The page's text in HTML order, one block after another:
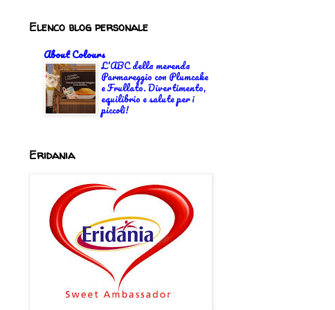
Elenco blog personale
About Colours
L'ABC della merenda
Parmareggio con Plumcake
e Frullato. Divertimento,
equilibrio e salute per i
piccoli!
Eridania